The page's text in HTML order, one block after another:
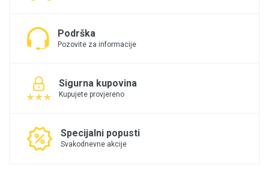
Podrška
Pozovite za informacije
Sigurna kupovina
Kupujete provjereno
Specijalni popusti
Svakodnevne akcije